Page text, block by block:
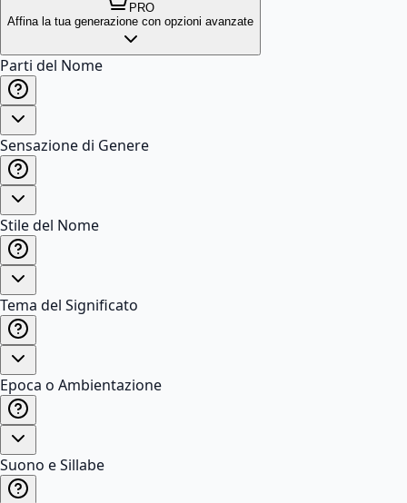
PRO
Affina la tua generazione con opzioni avanzate
Parti del Nome
Sensazione di Genere
Stile del Nome
Tema del Significato
Epoca o Ambientazione
Suono e Sillabe